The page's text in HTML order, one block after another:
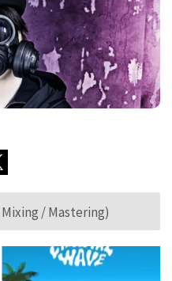
/ Mastering)